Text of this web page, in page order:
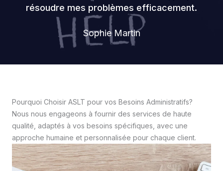
résoudre mes problèmes efficacement.
Sophie Martin
Pourquoi Choisir ASLT pour vos Besoins Administratifs?
Nous nous engageons à fournir des services de haute
qualité, adaptés à vos besoins spécifiques, avec une
approche humaine et personnalisée pour chaque client.